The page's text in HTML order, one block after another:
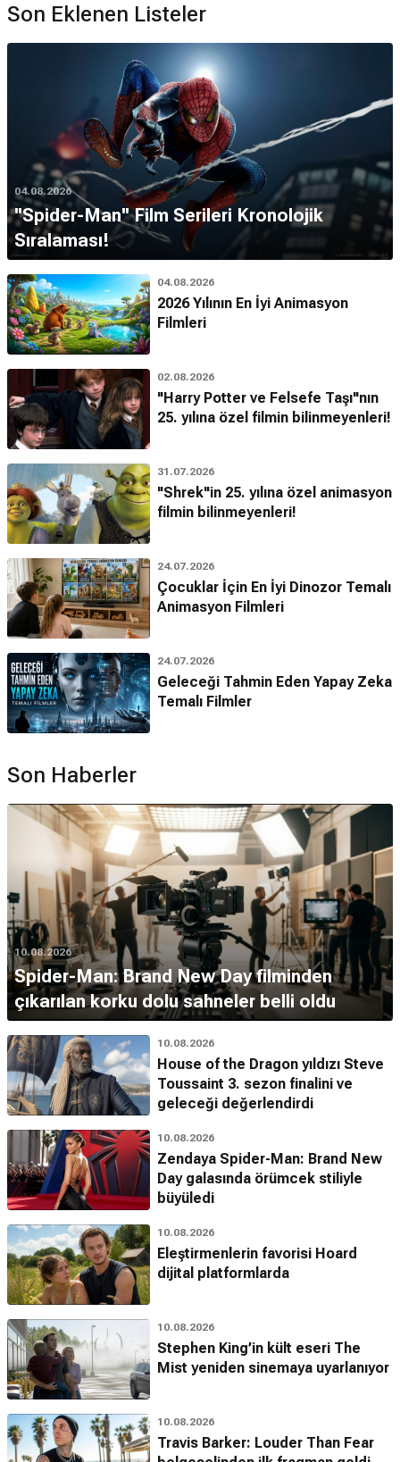
Son Eklenen Listeler
04.08.2026
''Spider-Man'' Film Serileri Kronolojik
Sıralaması!
04.08.2026
2026 Yılının En İyi Animasyon
Filmleri
02.08.2026
"Harry Potter ve Felsefe Taşı"nın
25. yılına özel filmin bilinmeyenleri!
31.07.2026
"Shrek"in 25. yılına özel animasyon
filmin bilinmeyenleri!
24.07.2026
Çocuklar İçin En İyi Dinozor Temalı
Animasyon Filmleri
24.07.2026
Geleceği Tahmin Eden Yapay Zeka
Temalı Filmler
Son Haberler
10.08.2026
Spider-Man: Brand New Day filminden
çıkarılan korku dolu sahneler belli oldu
10.08.2026
House of the Dragon yıldızı Steve
Toussaint 3. sezon finalini ve
geleceği değerlendirdi
10.08.2026
Zendaya Spider-Man: Brand New
Day galasında örümcek stiliyle
büyüledi
10.08.2026
Eleştirmenlerin favorisi Hoard
dijital platformlarda
10.08.2026
Stephen King’in kült eseri The
Mist yeniden sinemaya uyarlanıyor
10.08.2026
Travis Barker: Louder Than Fear